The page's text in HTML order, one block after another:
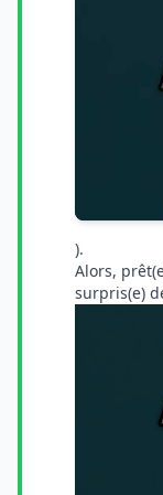
).
Alors,
surpris(e)